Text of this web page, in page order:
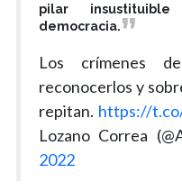
pilar
democracia.
Los crímenes
reconocerlos y
repitan. https://
Lozano Correa
2022